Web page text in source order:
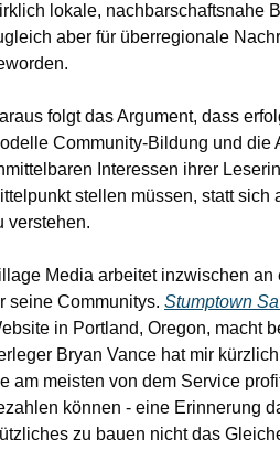
lokale, nachbarschaftsnahe
aber für überregionale
folgt das Argument, dass
Community-Bildung und die
Interessen ihrer
stellen müssen, statt sich
verstehen.
Media arbeitet inzwischen an
seine Communitys. Stumptown
in Portland, Oregon, macht
Bryan Vance hat mir
am meisten von dem Service
können - eine Erinnerung
zu bauen nicht das